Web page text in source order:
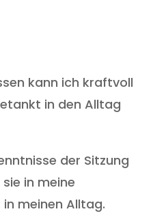
kann ich kraftvoll
in den Alltag
der Sitzung
in meine
meinen Alltag.